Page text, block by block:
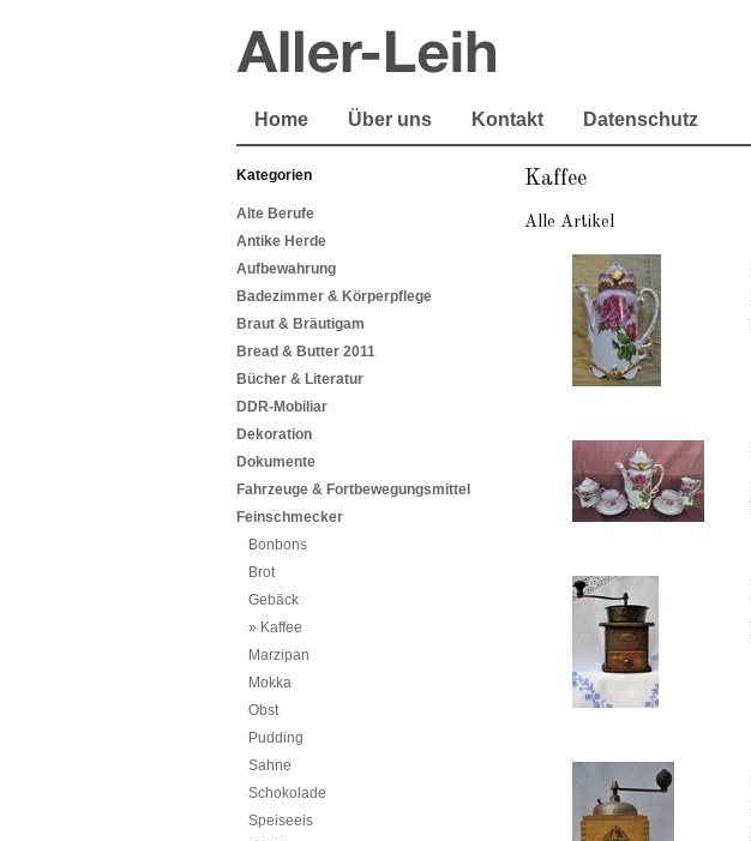
Home Über uns Kontakt Datenschutz
Kategorien
Alte Berufe
Antike Herde
Aufbewahrung
Badezimmer & Körperpflege
Braut & Bräutigam
Bread & Butter 2011
Bücher & Literatur
DDR-Mobiliar
Dekoration
Dokumente
Fahrzeuge & Fortbewegungsmittel
Feinschmecker
Bonbons
Brot
Gebäck
Kaffee
Marzipan
Mokka
Obst
Pudding
Sahne
Schokolade
Speiseeis
Kaffee
Alle Artikel